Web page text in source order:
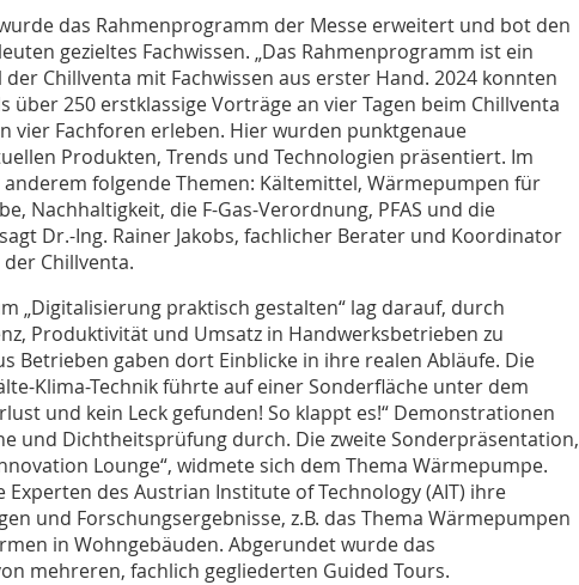
das Rahmenprogramm der Messe erweitert und bot den
gezieltes Fachwissen. „Das Rahmenprogramm ist ein
Chillventa mit Fachwissen aus erster Hand. 2024 konnten
über 250 erstklassige Vorträge an vier Tagen beim Chillventa
vier Fachforen erleben. Hier wurden punktgenaue
Produkten, Trends und Technologien präsentiert. Im
folgende Themen: Kältemittel, Wärmepumpen für
Nachhaltigkeit, die F-Gas-Verordnung, PFAS und die
Dr.-Ing. Rainer Jakobs, fachlicher Berater und Koordinator
Chillventa.
„Digitalisierung praktisch gestalten“ lag darauf, durch
Produktivität und Umsatz in Handwerksbetrieben zu
Betrieben gaben dort Einblicke in ihre realen Abläufe. Die
Klima-Technik führte auf einer Sonderfläche unter dem
und kein Leck gefunden! So klappt es!“ Demonstrationen
und Dichtheitsprüfung durch. Die zweite Sonderpräsentation,
Lounge“, widmete sich dem Thema Wärmepumpe.
des Austrian Institute of Technology (AIT) ihre
und Forschungsergebnisse, z.B. das Thema Wärmepumpen
in Wohngebäuden. Abgerundet wurde das
mehreren, fachlich gegliederten Guided Tours.